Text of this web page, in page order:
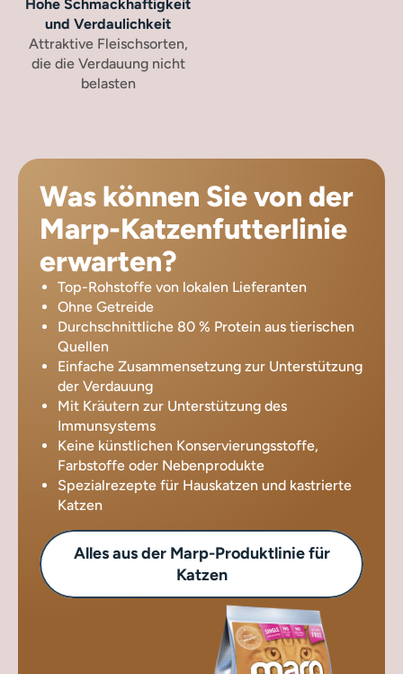
Hohe Schmackhaftigkeit
und Verdaulichkeit
Attraktive Fleischsorten,
die die Verdauung nicht
belasten
Was können Sie von der
Marp-Katzenfutterlinie
erwarten?
Top-Rohstoffe von lokalen Lieferanten
Ohne Getreide
Durchschnittliche 80 % Protein aus tierischen
Quellen
Einfache Zusammensetzung zur Unterstützung
der Verdauung
Mit Kräutern zur Unterstützung des
Immunsystems
Keine künstlichen Konservierungsstoffe,
Farbstoffe oder Nebenprodukte
Spezialrezepte für Hauskatzen und kastrierte
Katzen
Alles aus der Marp-Produktlinie für
Katzen